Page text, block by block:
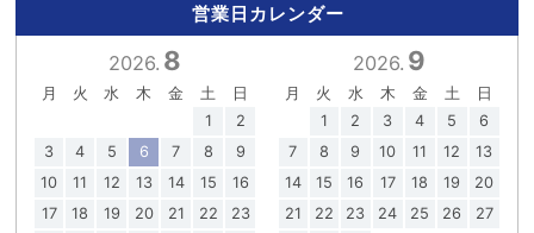
営業日カレンダー
2026. 8
月 火 水 木 金 土
日
1
2
3
4 5 6 7 8
9
10
11 12 13 14 15
16
17
18 19 20 21 22
23
2026. 9
月 火 水 木 金 土
日
1
2 3 4 5
6
7
8 9 10 11 12
13
14
15 16 17 18 19
20
21
22 23 24 25 26
27